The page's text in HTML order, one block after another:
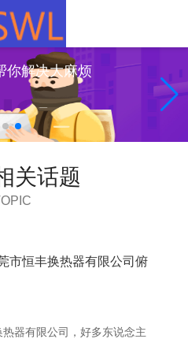
你解决大麻烦
关话题
市恒丰换热器有限公司俯
器有限公司，好多东说念主